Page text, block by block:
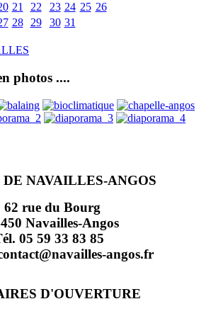
21 22 23 24 25 26
28 29 30 31
photos ....
NAVAILLES-ANGOS
62 rue du Bourg
Navailles-Angos
05 59 33 83 85
angos.fr
D'OUVERTURE